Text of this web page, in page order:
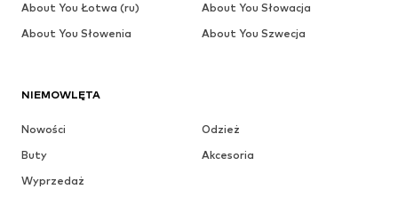
NIEMOWLĘTA
Nowości
Odzież
Buty
Akcesoria
Wyprzedaż
About You Łotwa (ru)
About You Słowacja
About You Słowenia
About You Szwecja